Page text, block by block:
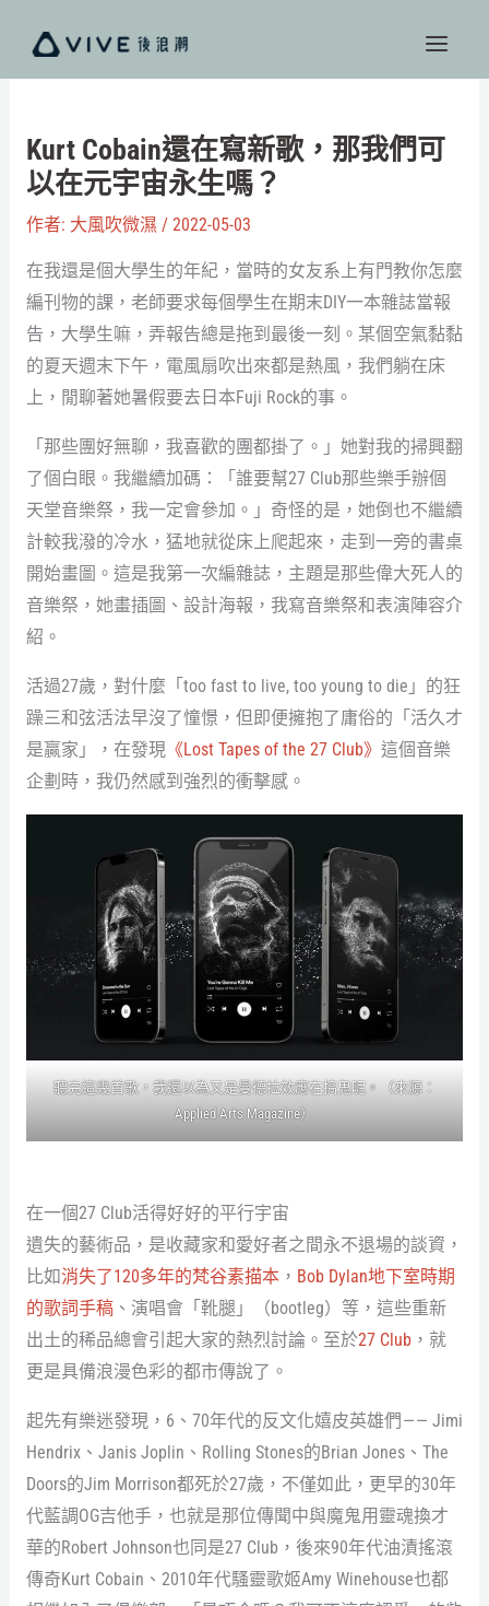
主
Kurt Cobain還在寫新歌，那我們可
以在元宇宙永生嗎？
作者: 大風吹微濕 / 2022-05-03
在我還是個大學生的年紀，當時的女友系上有門教你怎麼
編刊物的課，老師要求每個學生在期末DIY一本雜誌當報
告，大學生嘛，弄報告總是拖到最後一刻。某個空氣黏黏
的夏天週末下午，電風扇吹出來都是熱風，我們躺在床
上，閒聊著她暑假要去日本Fuji Rock的事。
「那些團好無聊，我喜歡的團都掛了。」她對我的掃興翻
了個白眼。我繼續加碼：「誰要幫27 Club那些樂手辦個
天堂音樂祭，我一定會參加。」奇怪的是，她倒也不繼續
計較我潑的冷水，猛地就從床上爬起來，走到一旁的書桌
開始畫圖。這是我第一次編雜誌，主題是那些偉大死人的
音樂祭，她畫插圖、設計海報，我寫音樂祭和表演陣容介
紹。
活過27歲，對什麼「too fast to live, too young to die」的狂
躁三和弦活法早沒了憧憬，但即便擁抱了庸俗的「活久才
是贏家」，在發現《Lost Tapes of the 27 Club》 這個音樂
企劃時，我仍然感到強烈的衝擊感。
聽完這幾首歌，我還以為又是曼德拉效應在搞鬼呢。（來源：
Applied Arts Magazine）
在一個27 Club活得好好的平行宇宙
遺失的藝術品，是收藏家和愛好者之間永不退場的談資，
比如消失了120多年的梵谷素描本， Bob Dylan地下室時期
的歌詞手稿、演唱會「靴腿」（bootleg）等，這些重新
出土的稀品總會引起大家的熱烈討論。至於27 Club，就
更是具備浪漫色彩的都市傳說了。
起先有樂迷發現，6、70年代的反文化嬉皮英雄們 — — Jimi
Hendrix、Janis Joplin、Rolling Stones的Brian Jones、The
Doors的Jim Morrison都死於27歲，不僅如此，更早的30年
代藍調OG吉他手，也就是那位傳聞中與魔鬼用靈魂換才
華的Robert Johnson也同是27 Club，後來90年代油漬搖滾
傳奇Kurt Cobain、2010年代騷靈歌姬Amy Winehouse也都